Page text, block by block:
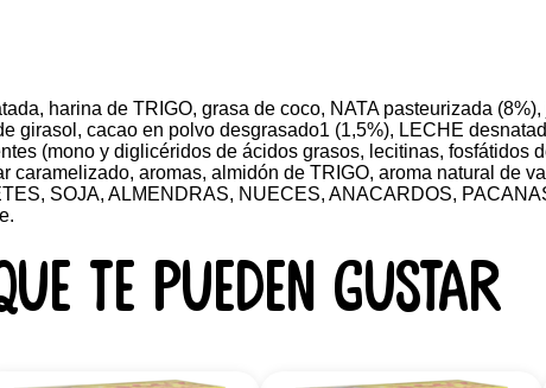
harina de TRIGO, grasa de coco, NATA pasteurizada
girasol, cacao en polvo desgrasado1 (1,5%), LECHE
(mono y diglicéridos de ácidos grasos, lecitinas, fosfátidos
aromas, almidón de TRIGO, aroma natural de
SOJA, ALMENDRAS, NUECES, ANACARDOS,
te pueden gustar